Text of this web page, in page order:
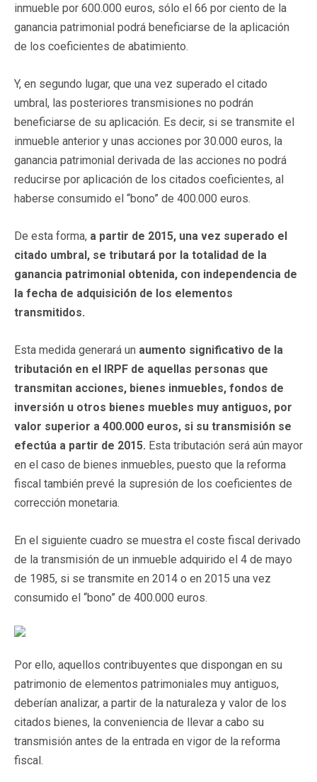
inmueble por 600.000 euros, sólo el 66 por ciento de la
ganancia patrimonial podrá beneficiarse de la aplicación
de los coeficientes de abatimiento.
Y, en segundo lugar, que una vez superado el citado
umbral, las posteriores transmisiones no podrán
beneficiarse de su aplicación. Es decir, si se transmite el
inmueble anterior y unas acciones por 30.000 euros, la
ganancia patrimonial derivada de las acciones no podrá
reducirse por aplicación de los citados coeficientes, al
haberse consumido el “bono” de 400.000 euros.
De esta forma, a partir de 2015, una vez superado el
citado umbral, se tributará por la totalidad de la
ganancia patrimonial obtenida, con independencia de
la fecha de adquisición de los elementos
transmitidos.
Esta medida generará un aumento significativo de la
tributación en el IRPF de aquellas personas que
transmitan acciones, bienes inmuebles, fondos de
inversión u otros bienes muebles muy antiguos, por
valor superior a 400.000 euros, si su transmisión se
efectúa a partir de 2015. Esta tributación será aún mayor
en el caso de bienes inmuebles, puesto que la reforma
fiscal también prevé la supresión de los coeficientes de
corrección monetaria.
En el siguiente cuadro se muestra el coste fiscal derivado
de la transmisión de un inmueble adquirido el 4 de mayo
de 1985, si se transmite en 2014 o en 2015 una vez
consumido el “bono” de 400.000 euros.
Por ello, aquellos contribuyentes que dispongan en su
patrimonio de elementos patrimoniales muy antiguos,
deberían analizar, a partir de la naturaleza y valor de los
citados bienes, la conveniencia de llevar a cabo su
transmisión antes de la entrada en vigor de la reforma
fiscal.